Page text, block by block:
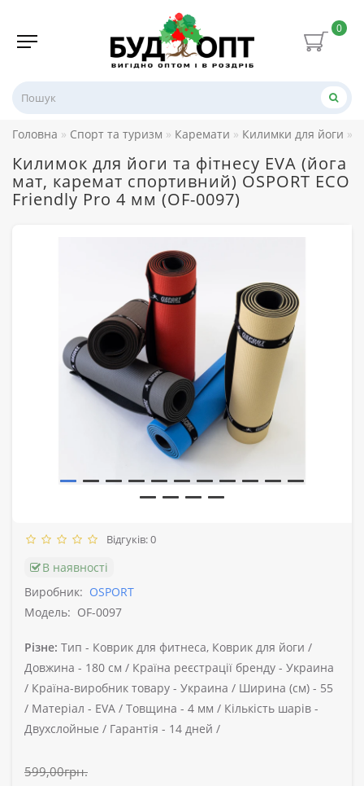
0
Головна Спорт та туризм Каремати Килимки для йоги
Килимок для йоги та фітнесу EVA (йога
мат, каремат спортивний) OSPORT ECO
Friendly Pro 4 мм (OF-0097)
Відгуків: 0
В наявності
Виробник: OSPORT
Модель: OF-0097
Різне: Тип - Коврик для фитнеса, Коврик для йоги /
Довжина - 180 см / Країна реєстрації бренду - Украина
/ Країна-виробник товару - Украина / Ширина (см) - 55
/ Матеріал - EVA / Товщина - 4 мм / Кількість шарів -
Двухслойные / Гарантія - 14 дней /
599,00грн.